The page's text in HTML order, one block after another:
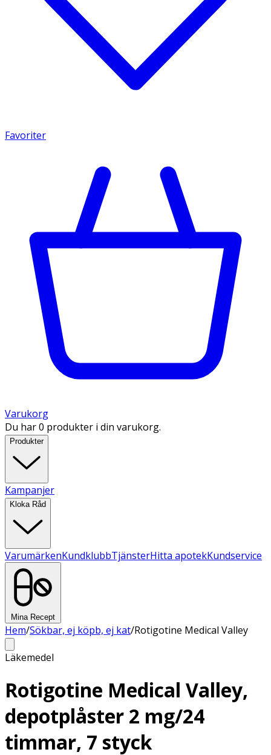
Favoriter
Varukorg
Du har 0 produkter i din varukorg.
Produkter
Kampanjer
Kloka Råd
VarumärkenKundklubbTjänsterHitta apotekKundservice
Mina Recept
Hem/Sökbar, ej köpb, ej kat/Rotigotine Medical Valley
Läkemedel
Rotigotine Medical Valley,
depotplåster 2 mg/24
timmar, 7 styck